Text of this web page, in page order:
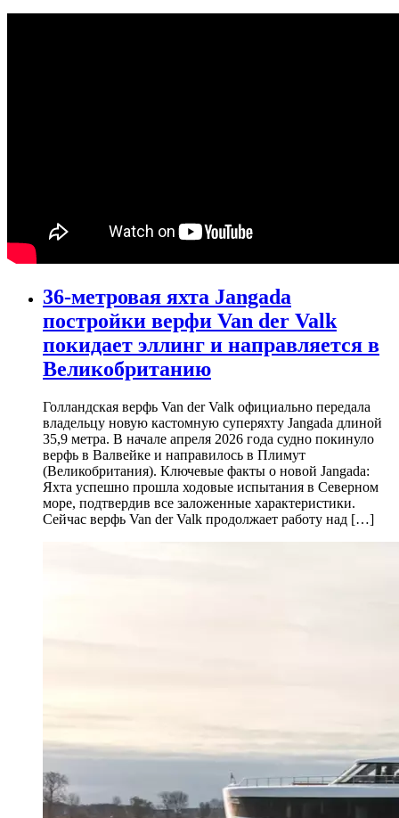
36-метровая яхта Jangada
постройки верфи Van der Valk
покидает эллинг и направляется в
Великобританию
Голландская верфь Van der Valk официально передала
владельцу новую кастомную суперяхту Jangada длиной
35,9 метра. В начале апреля 2026 года судно покинуло
верфь в Валвейке и направилось в Плимут
(Великобритания). Ключевые факты о новой Jangada:
Яхта успешно прошла ходовые испытания в Северном
море, подтвердив все заложенные характеристики.
Сейчас верфь Van der Valk продолжает работу над […]